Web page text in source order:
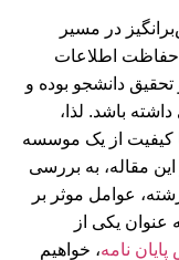
در مسیر
حفاظت اطلاعات
تحقیق دانشجو بوده و
باشد. لذا،
کیفیت از یک موسسه
مقاله، به بررسی
عوامل موثر بر
یکی از
نامه، خواهیم